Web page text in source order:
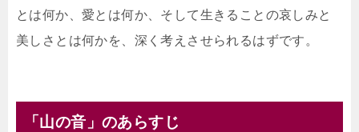
とは何か、愛とは何か、そして生きることの哀しみと
美しさとは何かを、深く考えさせられるはずです。
「山の音」のあらすじ